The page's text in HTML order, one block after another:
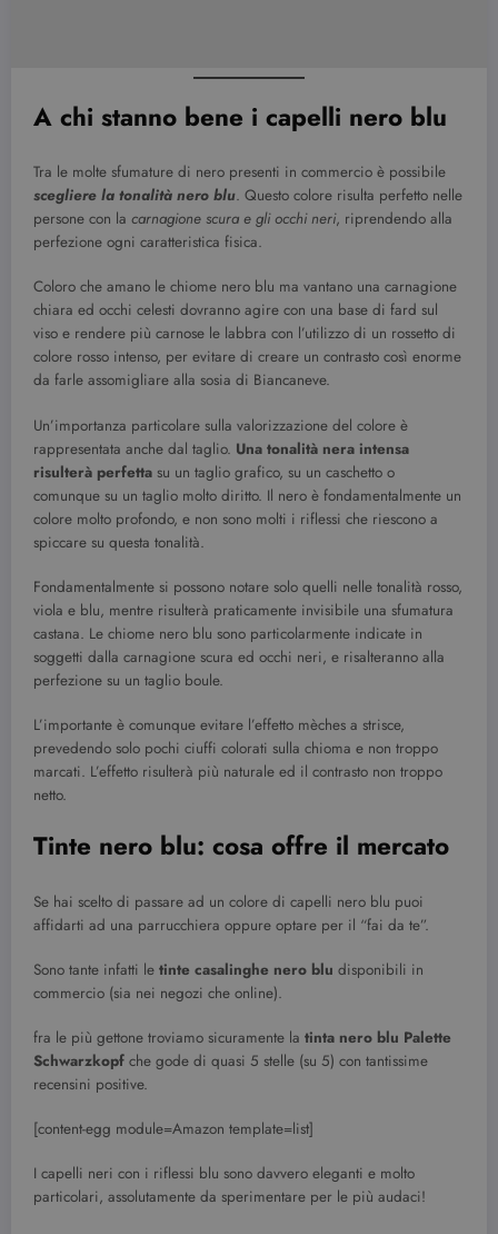
A chi stanno bene i capelli nero blu
Tra le molte sfumature di nero presenti in commercio è possibile
scegliere la tonalità nero blu. Questo colore risulta perfetto nelle
persone con la carnagione scura e gli occhi neri, riprendendo alla
perfezione ogni caratteristica fisica.
Coloro che amano le chiome nero blu ma vantano una carnagione
chiara ed occhi celesti dovranno agire con una base di fard sul
viso e rendere più carnose le labbra con l’utilizzo di un rossetto di
colore rosso intenso, per evitare di creare un contrasto così enorme
da farle assomigliare alla sosia di Biancaneve.
Un’importanza particolare sulla valorizzazione del colore è
rappresentata anche dal taglio. Una tonalità nera intensa
risulterà perfetta su un taglio grafico, su un caschetto o
comunque su un taglio molto diritto. Il nero è fondamentalmente un
colore molto profondo, e non sono molti i riflessi che riescono a
spiccare su questa tonalità.
Fondamentalmente si possono notare solo quelli nelle tonalità rosso,
viola e blu, mentre risulterà praticamente invisibile una sfumatura
castana. Le chiome nero blu sono particolarmente indicate in
soggetti dalla carnagione scura ed occhi neri, e risalteranno alla
perfezione su un taglio boule.
L’importante è comunque evitare l’effetto mèches a strisce,
prevedendo solo pochi ciuffi colorati sulla chioma e non troppo
marcati. L’effetto risulterà più naturale ed il contrasto non troppo
netto.
Tinte nero blu: cosa offre il mercato
Se hai scelto di passare ad un colore di capelli nero blu puoi
affidarti ad una parrucchiera oppure optare per il “fai da te”.
Sono tante infatti le tinte casalinghe nero blu disponibili in
commercio (sia nei negozi che online).
fra le più gettone troviamo sicuramente la tinta nero blu Palette
Schwarzkopf che gode di quasi 5 stelle (su 5) con tantissime
recensini positive.
[content-egg module=Amazon template=list]
I capelli neri con i riflessi blu sono davvero eleganti e molto
particolari, assolutamente da sperimentare per le più audaci!